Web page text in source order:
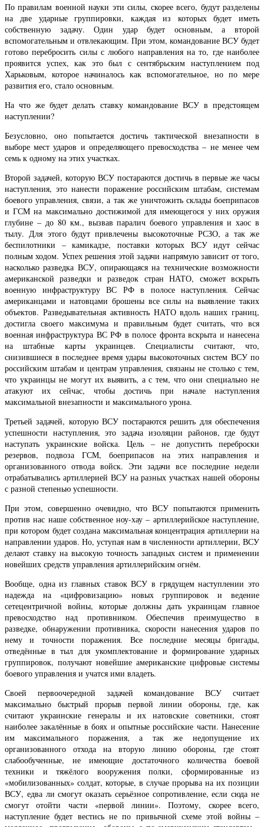
По правилам военной науки эти силы, скорее всего, будут разделены
на две ударные группировки, каждая из которых будет иметь
собственную задачу. Один удар будет основным, а второй
вспомогательным и отвлекающим. При этом, командование ВСУ будет
готово перебросить силы с любого направления на то, где наиболее
проявится успех, как это был с сентябрьским наступлением под
Харьковым, которое начиналось как вспомогательное, но по мере
развития его, стало основным.
На что же будет делать ставку командование ВСУ в предстоящем
наступлении?
Безусловно, оно попытается достичь тактической внезапности в
выборе мест ударов и определяющего превосходства – не менее чем
семь к одному на этих участках.
Второй задачей, которую ВСУ постараются достичь в первые же часы
наступления, это нанести поражение российским штабам, системам
боевого управления, связи, а так же уничтожить склады боеприпасов
и ГСМ на максимально достижимой для имеющегося у них оружия
глубине – до 80 км., вызвав паралич боевого управления и хаос в
тылу. Для этого будут привлечены высокоточные РСЗО, а так же
беспилотники – камикадзе, поставки которых ВСУ идут сейчас
полным ходом. Успех решения этой задачи напрямую зависит от того,
насколько разведка ВСУ, опирающаяся на технические возможности
американской разведки и разведок стран НАТО, сможет вскрыть
военную инфраструктуру ВС РФ в полосе наступления. Сейчас
американцами и натовцами брошены все силы на выявление таких
объектов. Разведывательная активность НАТО вдоль наших границ,
достигла своего максимума и правильным будет считать, что вся
военная инфраструктура ВС РФ в полосе фронта вскрыта и нанесена
на штабные карты украинцев. Специалисты считают, что,
снизившиеся в последнее время удары высокоточных систем ВСУ по
российским штабам и центрам управления, связаны не столько с тем,
что украинцы не могут их выявить, а с тем, что они специально не
атакуют их сейчас, чтобы достичь при начале наступления
максимальной внезапности и максимального урона.
Третьей задачей, которую ВСУ постараются решить для обеспечения
успешности наступления, это задача изоляции районов, где будут
наступать украинские войска. Цель – не допустить переброски
резервов, подвоза ГСМ, боеприпасов на этих направления и
организованного отвода войск. Эти задачи все последние недели
отрабатывались артиллерией ВСУ на разных участках нашей обороны
с разной степенью успешности.
При этом, совершенно очевидно, что ВСУ попытаются применить
против нас наше собственное ноу-хау – артиллерийское наступление,
при котором будет создана максимальная концентрация артиллерии на
направлении ударов. Но, уступая нам в численности артиллерии, ВСУ
делают ставку на высокую точность западных систем и применении
новейших средств управления артиллерийским огнём.
Вообще, одна из главных ставок ВСУ в грядущем наступлении это
надежда на «цифровизацию» новых группировок и ведение
сетецентричной войны, которые должны дать украинцам главное
превосходство над противником. Обеспечив преимущество в
разведке, обнаружении противника, скорости нанесения ударов по
нему и точности поражения. Все последние месяцы бригады,
отведённые в тыл для укомплектование и формирование ударных
группировок, получают новейшие американские цифровые системы
боевого управления и учатся ими владеть.
Своей первоочередной задачей командование ВСУ считает
максимально быстрый прорыв первой линии обороны, где, как
считают украинские генералы и их натовские советники, стоят
наиболее закалённые в боях и опытные российские части. Нанесение
им максимального поражения, а так же недопущение их
организованного отхода на вторую линию обороны, где стоят
слабообученные, не имеющие достаточного количества боевой
техники и тяжёлого вооружения полки, сформированные из
«мобилизованных» солдат, которые, в случае прорыва на их позиции
ВСУ, едва ли смогут оказать серьёзное сопротивление, если сюда не
смогут отойти части «первой линии». Поэтому, скорее всего,
наступление будет вестись не по привычной схеме этой войны –